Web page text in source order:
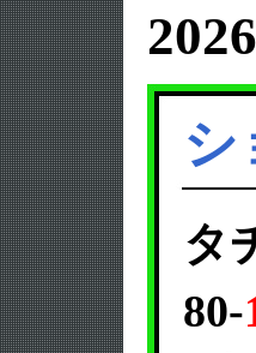
シ
タ
80-